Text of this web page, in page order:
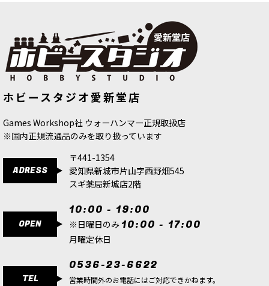
ライザ・ラスト[23-16]
ズダッカ・レッド
ホビースタジオ愛新堂店
Games Workshop社 ウォーハンマー正規取扱店
※国内正規流通品のみを取り扱っています
ADRESS
〒441-1354
愛知県新城市片山字西野畑545
スギ薬局新城店2階
OPEN
10:00 - 19:00
※日曜日のみ 10:00 - 17:00
月曜定休日
TEL
0536-23-6622
営業時間外のお電話にはご対応できかねます。